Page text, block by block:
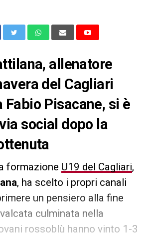
allenatore
del Cagliari
Fabio Pisacane, si è
social dopo la
formazione U19 del Cagliari,
, ha scelto i propri canali
un pensiero alla fine
culminata nella
rossoblù hanno vinto 1-3